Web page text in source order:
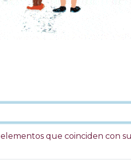
elementos que coinciden con